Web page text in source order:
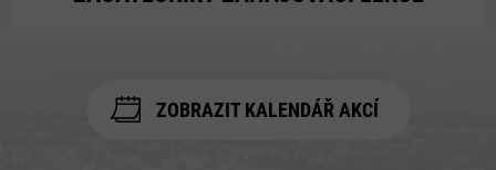
ZOBRAZIT KALENDÁŘ AKCÍ